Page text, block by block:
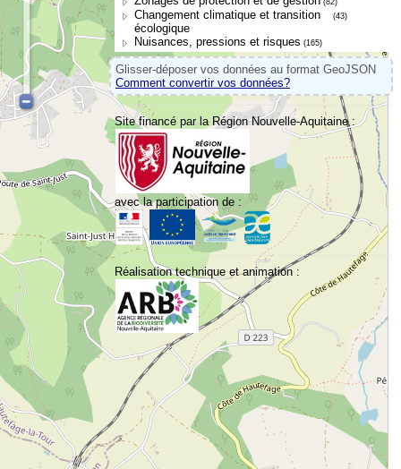
(82)
Changement climatique et transition
écologique
(43)
Nuisances, pressions et risques (165)
Glisser-déposer vos données au format GeoJSON
Comment convertir vos données?
Site financé par la Région Nouvelle-Aquitaine :
avec la participation de :
Réalisation technique et animation :